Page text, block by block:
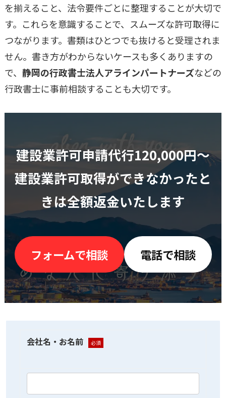
を揃えること、法令要件ごとに整理することが大切で
す。これらを意識することで、スムーズな許可取得に
つながります。書類はひとつでも抜けると受理されま
せん。書き方がわからないケースも多くありますの
で、 静岡の行政書士法人アラインパートナーズなどの
行政書士に事前相談することも大切です。
建設業許可申請代行120,000円〜
建設業許可取得ができなかったと
きは全額返金いたします
フォームで相談 電話で相談
会社名・お名前 必須